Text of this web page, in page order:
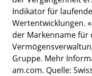
Indikator für
Wertentwicklungen.
der Markenname für
Gruppe. Mehr
am.com. Quelle: